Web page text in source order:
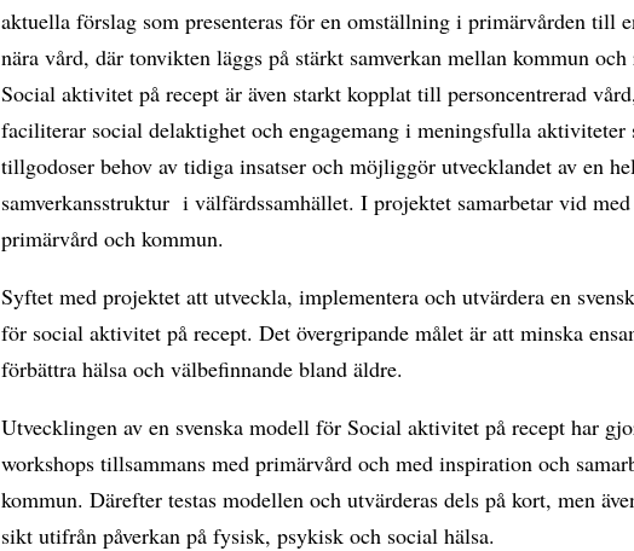
aktuella förslag som presenteras för en omställning i primärvården till
nära vård, där tonvikten läggs på stärkt samverkan mellan kommun och
Social aktivitet på recept är även starkt kopplat till personcentrerad
faciliterar social delaktighet och engagemang i meningsfulla aktiviteter
tillgodoser behov av tidiga insatser och möjliggör utvecklandet av en
samverkansstruktur i välfärdssamhället. I projektet samarbetar vid med
primärvård och kommun.
Syftet med projektet att utveckla, implementera och utvärdera en
för social aktivitet på recept. Det övergripande målet är att minska
förbättra hälsa och välbefinnande bland äldre.
Utvecklingen av en svenska modell för Social aktivitet på recept har
workshops tillsammans med primärvård och med inspiration och
kommun. Därefter testas modellen och utvärderas dels på kort, men
sikt utifrån påverkan på fysisk, psykisk och social hälsa.